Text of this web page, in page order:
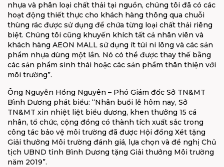
nhựa và phân loại chất thải tại nguồn, chúng tôi đã có các
hoạt động thiết thực cho khách hàng thông qua chuỗi
thùng rác được sử dụng để chứa từng loại chất thải riêng
biệt. Chúng tôi cũng khuyến khích tất cả nhân viên và
khách hàng AEON MALL sử dụng ít túi ni lông và các sản
phẩm nhựa dùng một lần. Nó có thể được thay thế bằng
các sản phẩm sinh thái hoặc các sản phẩm thân thiện với
môi trường”.
Ông Nguyễn Hồng Nguyên – Phó Giám đốc Sở TN&MT
Bình Dương phát biểu: “Nhân buổi lễ hôm nay, Sở
TN&MT xin nhiệt liệt biểu dương, khen thưởng 15 cá
nhân, tổ chức, cộng đồng có thành tích xuất sắc trong
công tác bảo vệ môi trường đã được Hội đồng Xét tặng
Giải thưởng Môi trường đánh giá, lựa chọn và đề nghị Chủ
tịch UBND tỉnh Bình Dương tặng Giải thưởng Môi trường
năm 2019”.